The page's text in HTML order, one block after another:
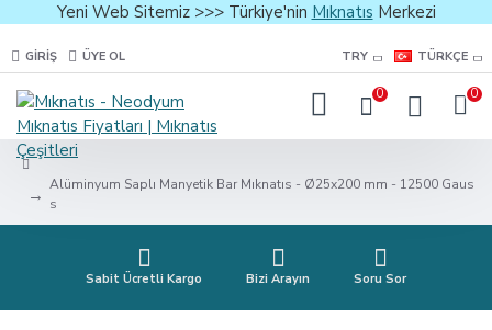
Yeni Web Sitemiz >>> Türkiye'nin Mıknatıs Merkezi
GIRIŞ ÜYE OL TRY TÜRKÇE
0 0
Alüminyum Saplı Manyetik Bar Mıknatıs - Ø25x200 mm - 12500 Gaus
s
Sabit Ücretli Kargo Bizi Arayın Soru Sor